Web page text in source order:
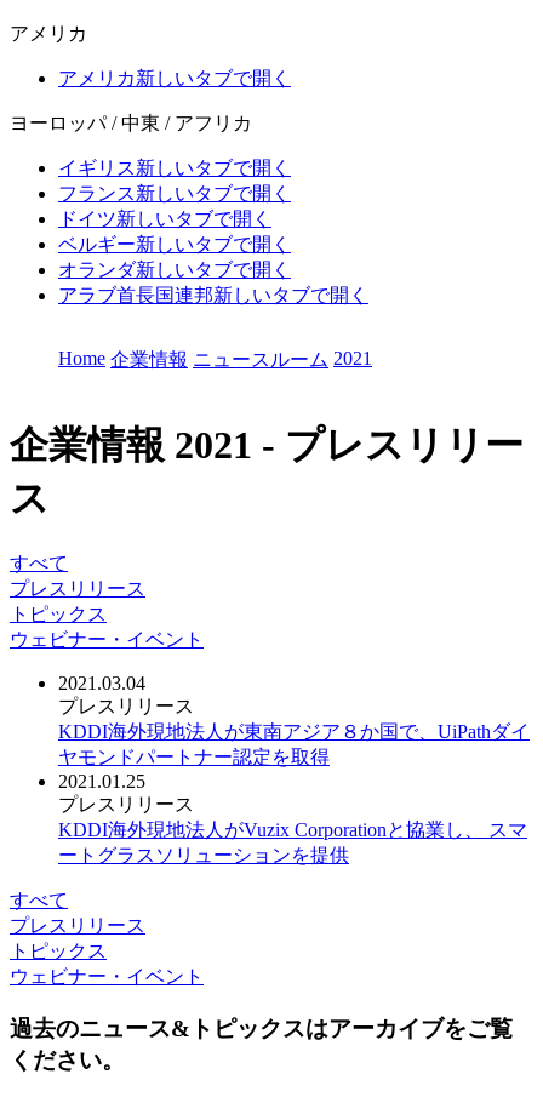
アメリカ
アメリカ新しいタブで開く
ヨーロッパ / 中東 / アフリカ
イギリス新しいタブで開く
フランス新しいタブで開く
ドイツ新しいタブで開く
ベルギー新しいタブで開く
オランダ新しいタブで開く
アラブ首長国連邦新しいタブで開く
Home 企業情報 ニュースルーム 2021
企業情報 2021 - プレスリリー
ス
すべて
プレスリリース
トピックス
ウェビナー・イベント
2021.03.04
プレスリリース
KDDI海外現地法人が東南アジア８か国で、UiPathダイ
ヤモンドパートナー認定を取得
2021.01.25
プレスリリース
KDDI海外現地法人がVuzix Corporationと協業し、 スマ
ートグラスソリューションを提供
すべて
プレスリリース
トピックス
ウェビナー・イベント
過去のニュース&トピックスはアーカイブをご覧
ください。